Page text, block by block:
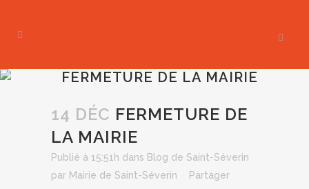
FERMETURE DE LA MAIRIE
14 DÉC FERMETURE DE
LA MAIRIE
Publié à 15:51h dans Blog de Saint-Séverin
par Mairie de Saint-Séverin Partager